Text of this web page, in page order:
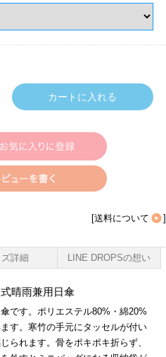
[送料について ]
詳細 LINE DROPSの想い
晴雨兼用日傘
です。ポリエステル80%・綿20%
す。寒竹の手元にタッセルが付い
られます。骨をポキポキ折らず、